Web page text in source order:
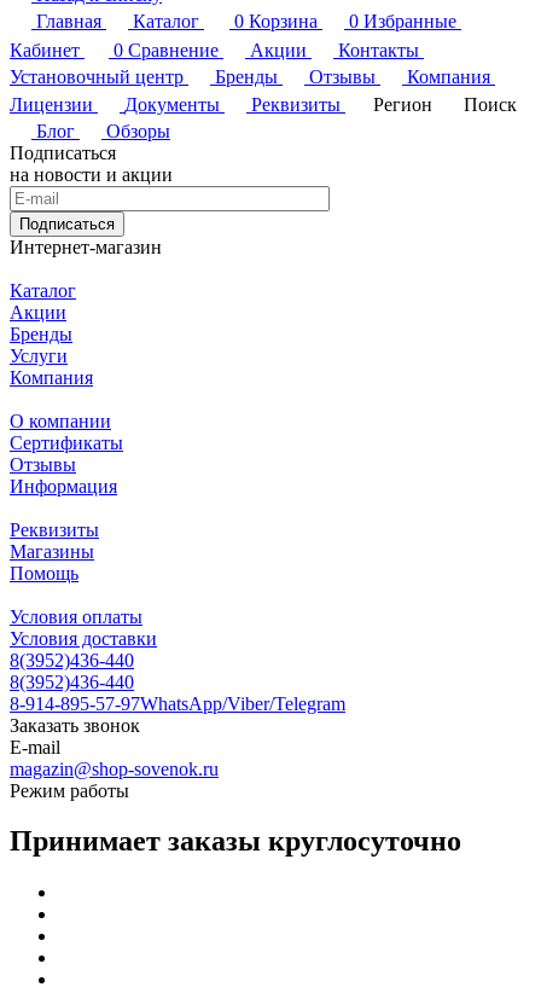
Главная
Каталог 0 Корзина 0 Избранные
Кабинет
0 Сравнение Акции
Контакты
Установочный центр
Бренды Отзывы
Компания
Лицензии
Документы Реквизиты Регион
Поиск
Блог
Обзоры
Подписаться
на новости и акции
Подписаться
Интернет-магазин
Каталог
Акции
Бренды
Услуги
Компания
О компании
Сертификаты
Отзывы
Информация
Реквизиты
Магазины
Помощь
Условия оплаты
Условия доставки
8(3952)436-440
8(3952)436-440
8-914-895-57-97WhatsApp/Viber/Telegram
Заказать звонок
E-mail
magazin@shop-sovenok.ru
Режим работы
Принимает заказы круглосуточно